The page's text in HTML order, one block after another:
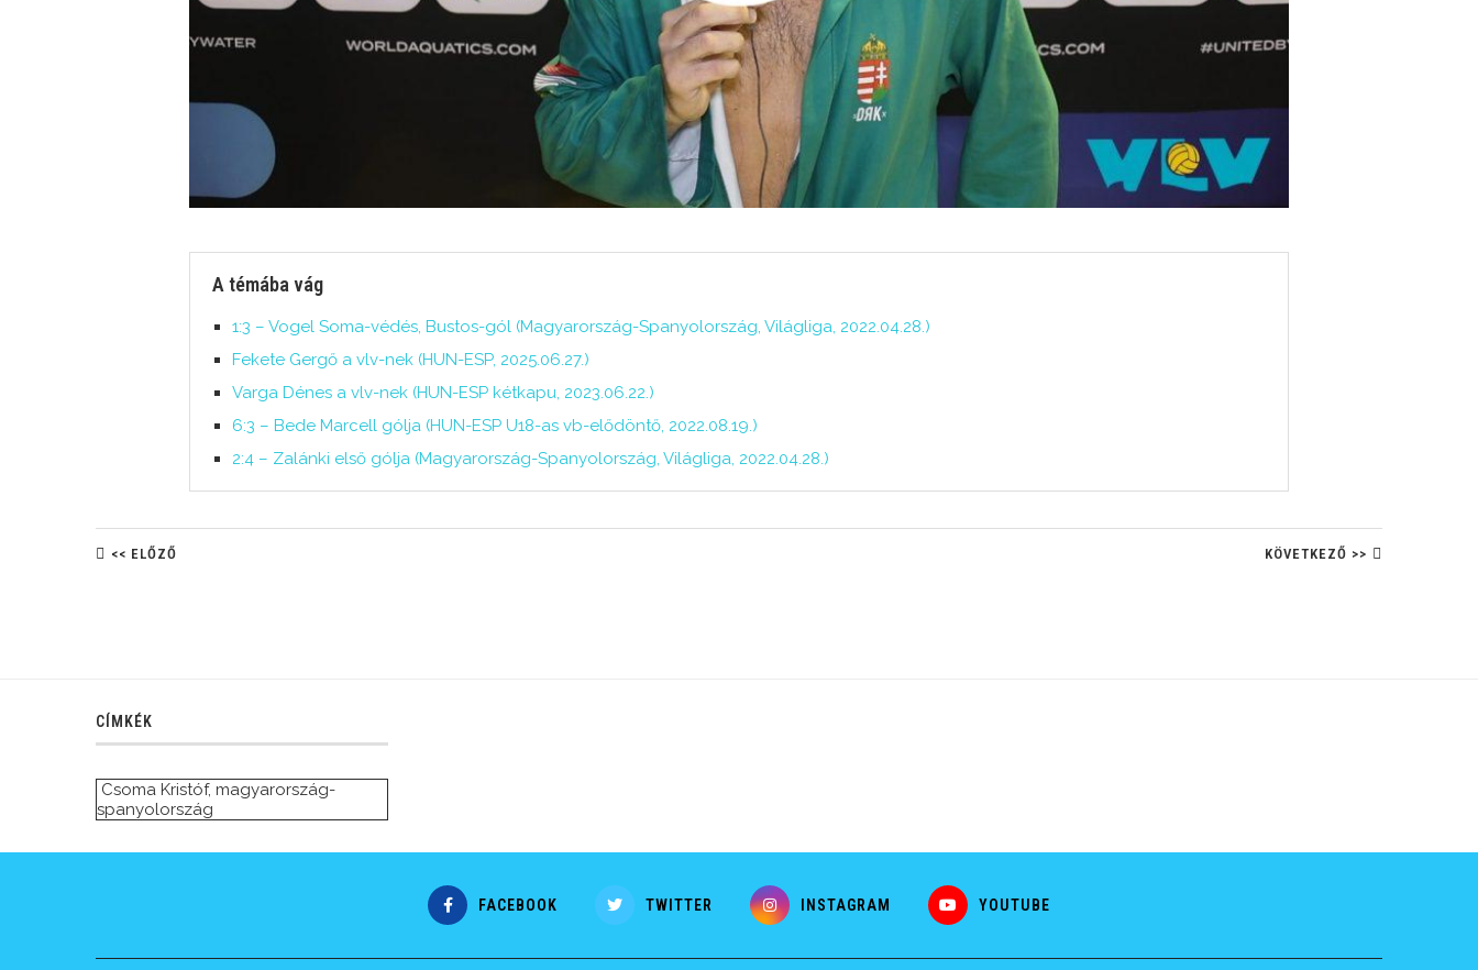
A témába vág
1:3 – Vogel Soma-védés, Bustos-gól (Magyarország-Spanyolország, Világliga, 2022.04.28.)
Fekete Gergő a vlv-nek (HUN-ESP, 2025.06.27.)
Varga Dénes a vlv-nek (HUN-ESP kétkapu, 2023.06.22.)
6:3 – Bede Marcell gólja (HUN-ESP U18-as vb-elődöntő, 2022.08.19.)
2:4 – Zalánki első gólja (Magyarország-Spanyolország, Világliga, 2022.04.28.)
<< ELŐZŐ KÖVETKEZŐ >>
CÍMKÉK
Csoma Kristóf, magyarország-
spanyolország
FACEBOOK TWITTER INSTAGRAM YOUTUBE